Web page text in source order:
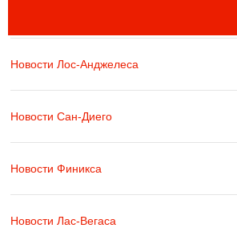
Новости Лос-Анджелеса
Новости Сан-Диего
Новости Финикса
Новости Лас-Вегаса